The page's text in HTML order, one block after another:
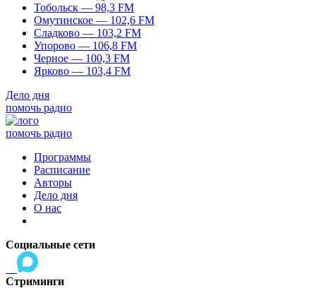
Тобольск — 98,3 FM
Омутинское — 102,6 FM
Сладково — 103,2 FM
Упорово — 106,8 FM
Черное — 100,3 FM
Ярково — 103,4 FM
Дело дня
помочь радио
помочь радио
Программы
Расписание
Авторы
Дело дня
О нас
Социальные сети
Стриминги